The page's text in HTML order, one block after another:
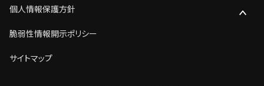
個人情報保護方針
脆弱性情報開示ポリシー
サイトマップ